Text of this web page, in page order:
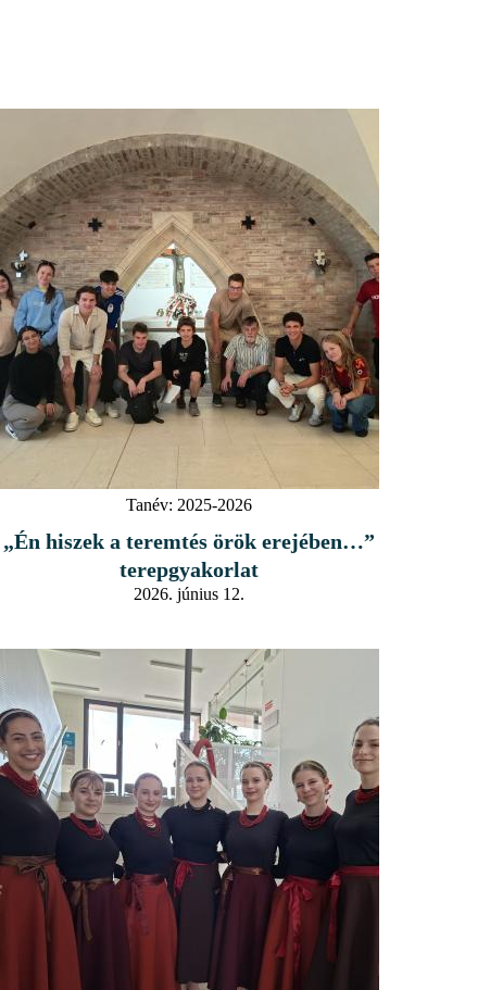
Tanév: 2025-2026
„Én hiszek a teremtés örök erejében…”
terepgyakorlat
2026. június 12.